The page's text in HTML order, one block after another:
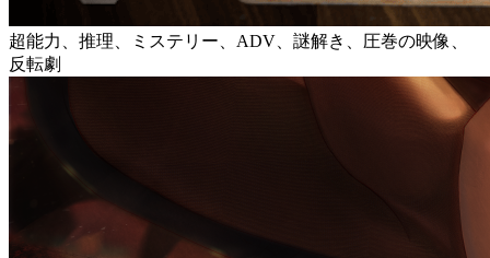
超能力、推理、ミステリー、ADV、謎解き、圧巻の映像、
反転劇